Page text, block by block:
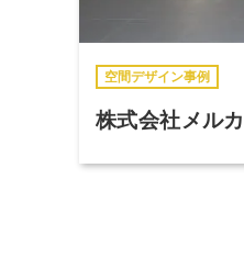
空間デザイン事例
株式会社メル